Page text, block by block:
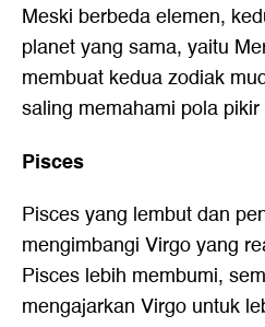
Meski berbeda elemen,
planet yang sama, yaitu
membuat kedua zodiak
saling memahami pola
Pisces
Pisces yang lembut dan
mengimbangi Virgo yang
Pisces lebih membumi,
mengajarkan Virgo untuk